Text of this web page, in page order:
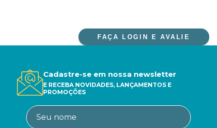
FAÇA LOGIN E AVALIE
Cadastre-se em nossa newsletter
E RECEBA NOVIDADES, LANÇAMENTOS E
PROMOÇÕES